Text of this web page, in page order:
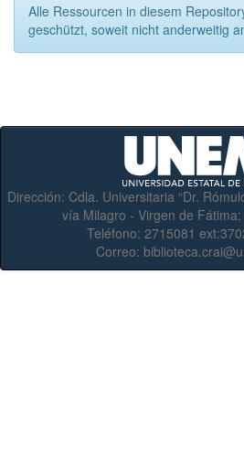
Alle Ressourcen in diesem
geschützt, soweit nicht anderweitig
Dirección: Cdla. Universitaria “Dr.
vía Milagro - Virgen de
Teléfono: 2715081
Correo: